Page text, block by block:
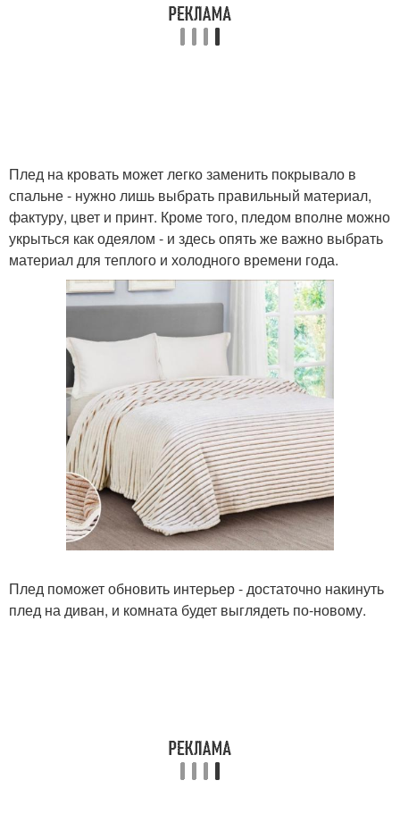
Плед на кровать может легко заменить покрывало в
спальне - нужно лишь выбрать правильный материал,
фактуру, цвет и принт. Кроме того, пледом вполне можно
укрыться как одеялом - и здесь опять же важно выбрать
материал для теплого и холодного времени года.
Плед поможет обновить интерьер - достаточно накинуть
плед на диван, и комната будет выглядеть по-новому.